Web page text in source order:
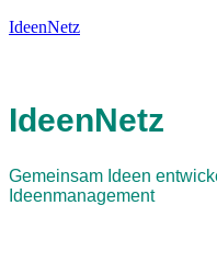
IdeenNetz
IdeenNetz
Gemeinsam Ideen
Ideenmanagement